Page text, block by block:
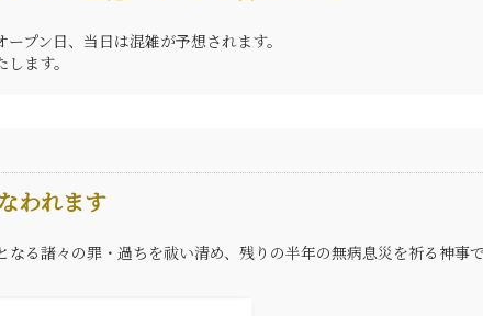
ン日、当日は混雑が予想されます。
ます。
われます
る諸々の罪・過ちを祓い清め、残りの半年の無病息災を祈る神事